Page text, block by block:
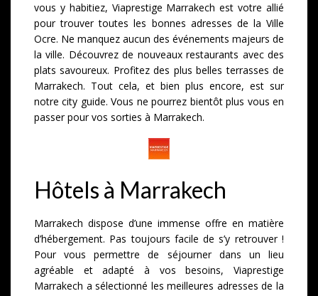
vous y habitiez, Viaprestige Marrakech est votre allié
pour trouver toutes les bonnes adresses de la Ville
Ocre. Ne manquez aucun des événements majeurs de
la ville. Découvrez de nouveaux restaurants avec des
plats savoureux. Profitez des plus belles terrasses de
Marrakech. Tout cela, et bien plus encore, est sur
notre city guide. Vous ne pourrez bientôt plus vous en
passer pour vos sorties à Marrakech.
Hôtels à Marrakech
Marrakech dispose d’une immense offre en matière
d’hébergement. Pas toujours facile de s’y retrouver !
Pour vous permettre de séjourner dans un lieu
agréable et adapté à vos besoins, Viaprestige
Marrakech a sélectionné les meilleures adresses de la